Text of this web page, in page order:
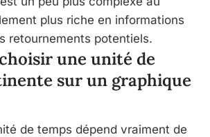
plus riche en informations
retournements potentiels.
une unité de
sur un graphique
de temps dépend vraiment de